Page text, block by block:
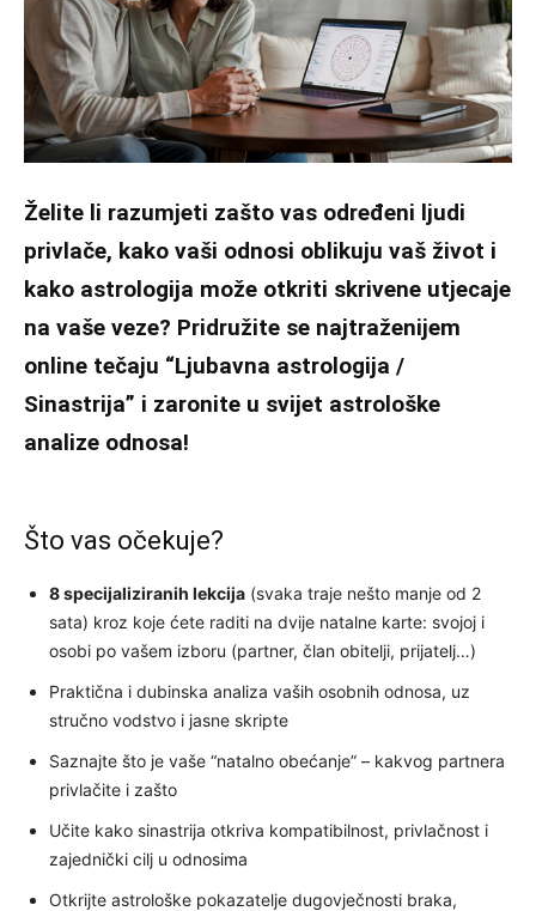
Želite li razumjeti zašto vas određeni ljudi
privlače, kako vaši odnosi oblikuju vaš život i
kako astrologija može otkriti skrivene utjecaje
na vaše veze? Pridružite se najtraženijem
online tečaju “Ljubavna astrologija /
Sinastrija” i zaronite u svijet astrološke
analize odnosa!
Što vas očekuje?
8 specijaliziranih lekcija (svaka traje nešto manje od 2
sata) kroz koje ćete raditi na dvije natalne karte: svojoj i
osobi po vašem izboru (partner, član obitelji, prijatelj…)
Praktična i dubinska analiza vaših osobnih odnosa, uz
stručno vodstvo i jasne skripte
Saznajte što je vaše “natalno obećanje” – kakvog partnera
privlačite i zašto
Učite kako sinastrija otkriva kompatibilnost, privlačnost i
zajednički cilj u odnosima
Otkrijte astrološke pokazatelje dugovječnosti braka,